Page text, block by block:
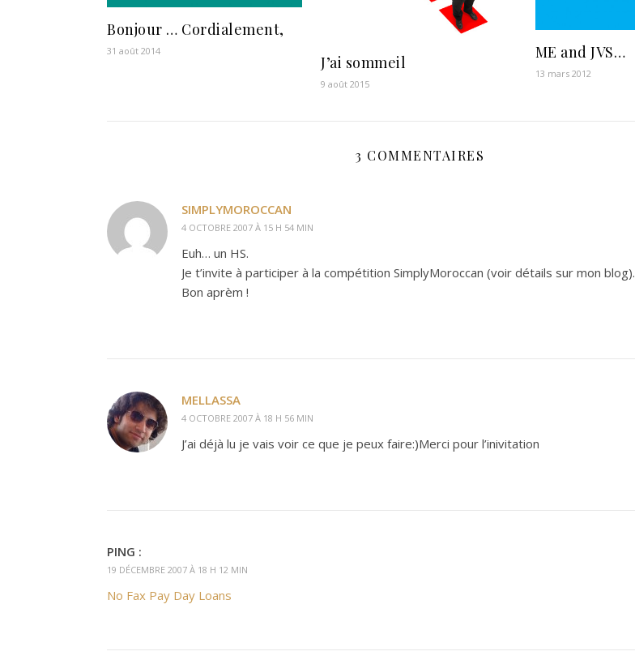
Bonjour … Cordialement,
31 août 2014
J’ai sommeil
9 août 2015
ME and JVS…
13 mars 2012
3 COMMENTAIRES
SIMPLYMOROCCAN
4 OCTOBRE 2007 À 15 H 54 MIN
Euh… un HS.
Je t’invite à participer à la compétition SimplyMoroccan (voir détails sur mon blog).
Bon aprèm !
MELLASSA
4 OCTOBRE 2007 À 18 H 56 MIN
J’ai déjà lu je vais voir ce que je peux faire:)Merci pour l’inivitation
PING :
19 DÉCEMBRE 2007 À 18 H 12 MIN
No Fax Pay Day Loans